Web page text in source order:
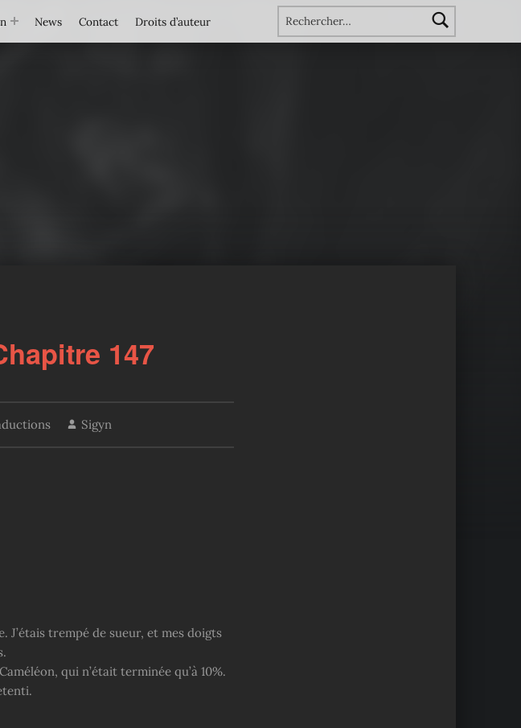
Rechercher :
News Contact Droits d’auteur
147
Sigyn
J’étais trempé de sueur, et mes doigts
qui n’était terminée qu’à 10%.